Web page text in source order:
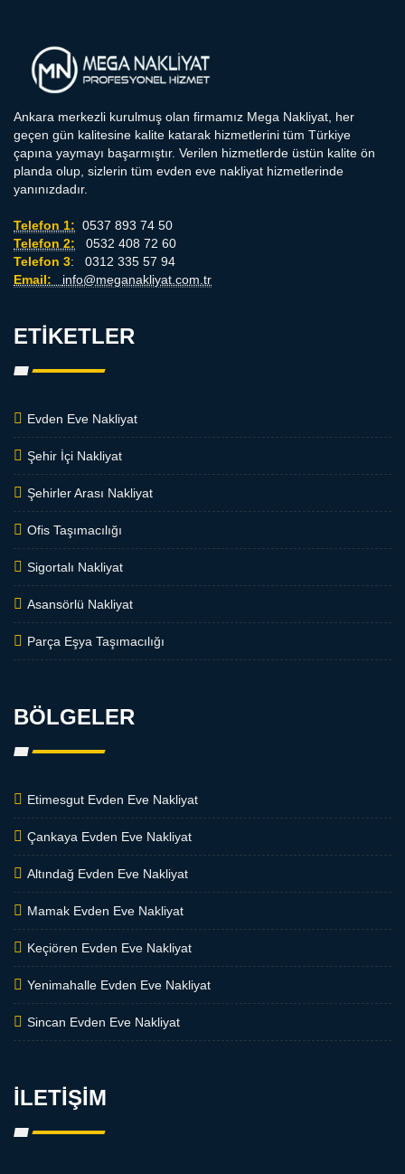
Ankara merkezli kurulmuş olan firmamız Mega Nakliyat, her
geçen gün kalitesine kalite katarak hizmetlerini tüm Türkiye
çapına yaymayı başarmıştır. Verilen hizmetlerde üstün kalite ön
planda olup, sizlerin tüm evden eve nakliyat hizmetlerinde
yanınızdadır.
Telefon 1: 0537 893 74 50
Telefon 2: 0532 408 72 60
Telefon 3: 0312 335 57 94
Email: info@meganakliyat.com.tr
ETIKETLER
Evden Eve Nakliyat
Şehir İçi Nakliyat
Şehirler Arası Nakliyat
Ofis Taşımacılığı
Sigortalı Nakliyat
Asansörlü Nakliyat
Parça Eşya Taşımacılığı
BÖLGELER
Etimesgut Evden Eve Nakliyat
Çankaya Evden Eve Nakliyat
Altındağ Evden Eve Nakliyat
Mamak Evden Eve Nakliyat
Keçiören Evden Eve Nakliyat
Yenimahalle Evden Eve Nakliyat
Sincan Evden Eve Nakliyat
İLETİŞİM